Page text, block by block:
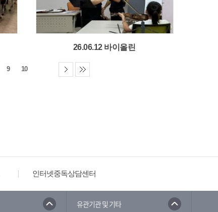
26.06.12 바이올린
9 10
인터넷중독상담센터
유관기관 및 기타